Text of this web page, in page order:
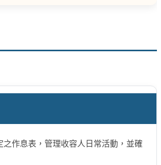
作息表，管理收容人日常活動，並確